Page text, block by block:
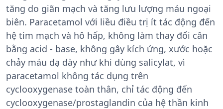
tăng do giãn mạch và tăng lưu lượng máu ngoại
biên. Paracetamol với liều điều trị ít tác động đến
hệ tim mạch và hô hấp, không làm thay đổi cân
bằng acid - base, không gây kích ứng, xước hoặc
chảy máu dạ dày như khi dùng salicylat, vì
paracetamol không tác dụng trên
cyclooxygenase toàn thân, chỉ tác động đến
cyclooxygenase/prostaglandin của hệ thần kinh